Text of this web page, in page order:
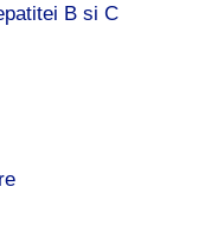
B si C